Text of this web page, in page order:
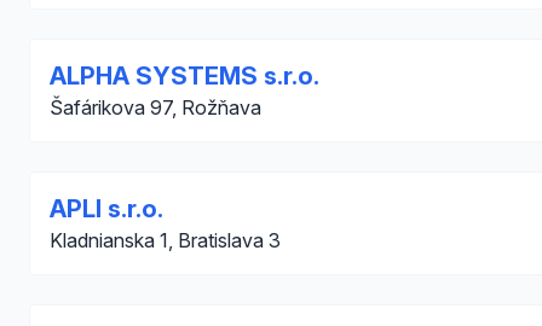
ALPHA SYSTEMS s.r.o.
Šafárikova 97, Rožňava
APLI s.r.o.
Kladnianska 1, Bratislava 3